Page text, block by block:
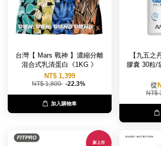
台灣【 Mars 戰神 】濃縮分離
混合式乳清蛋白《1KG 》
NT$ 1,399
NT$ 1,800 -22.3%
加入購物車
【九五之
膠囊 30粒/
從
NT$
新上市